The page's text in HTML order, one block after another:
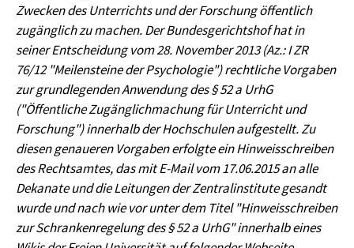
Zwecken des Unterrichts und der Forschung öffentlich
zugänglich zu machen. Der Bundesgerichtshof hat in
seiner Entscheidung vom 28. November 2013 (Az.: I ZR
76/12 "Meilensteine der Psychologie") rechtliche Vorgaben
zur grundlegenden Anwendung des § 52 a UrhG
("Öffentliche Zugänglichmachung für Unterricht und
Forschung") innerhalb der Hochschulen aufgestellt. Zu
diesen genaueren Vorgaben erfolgte ein Hinweisschreiben
des Rechtsamtes, das mit E-Mail vom 17.06.2015 an alle
Dekanate und die Leitungen der Zentralinstitute gesandt
wurde und nach wie vor unter dem Titel "Hinweisschreiben
zur Schrankenregelung des § 52 a UrhG" innerhalb eines